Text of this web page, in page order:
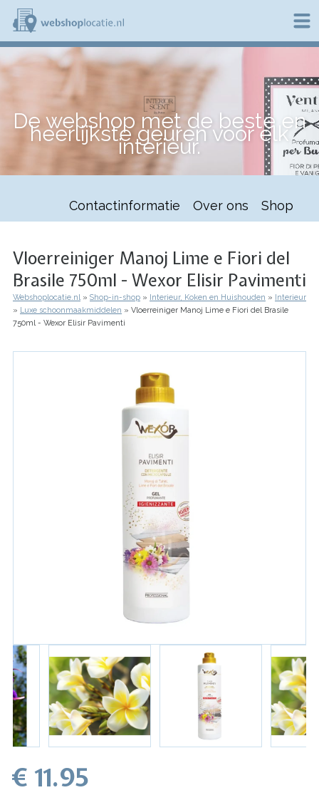
Overslaan
naar
de
inhoud
e
b
o
p
l
De webshop met de beste en
heerlijkste geuren voor elk
interieur.
Contactinformatie Over ons Shop
Vloerreiniger Manoj Lime e Fiori del
Brasile 750ml - Wexor Elisir Pavimenti
Kruimelpad
Webshoplocatie.nl Shop-in-shop Interieur, Koken en Huishouden
Interieur
Luxe schoonmaakmiddelen
Vloerreiniger Manoj Lime e Fiori del Brasile
750ml - Wexor Elisir Pavimenti
€ 11.95